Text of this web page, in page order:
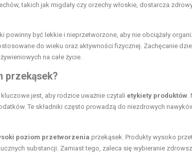
takich jak migdały czy orzechy włoskie, dostarcza
powinny być lekkie i nieprzetworzone, aby nie obciążały
do wieku oraz aktywności fizycznej. Zachęcanie
na całe życie.
przekąsek?
jest, aby rodzice uważnie czytali etykiety produktów.
Te składniki często prowadzą do niezdrowych
poziom przetworzenia przekąsek. Produkty wysoko
substancji. Zamiast tego, zaleca się wybieranie